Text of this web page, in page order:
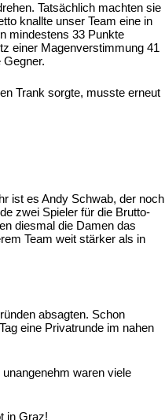
Tatsächlich machten sie
knallte unser Team eine in
mindestens 33 Punkte
einer Magenverstimmung 41
Trank sorgte, musste erneut
ist es Andy Schwab, der noch
zwei Spieler für die Brutto-
diesmal die Damen das
Team weit stärker als in
absagten. Schon
eine Privatrunde im nahen
waren viele
in Graz!